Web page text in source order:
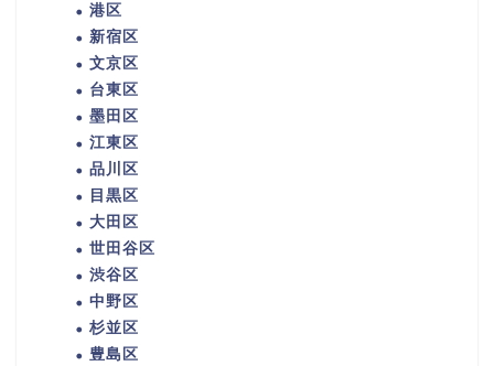
港区
新宿区
文京区
台東区
墨田区
江東区
品川区
目黒区
大田区
世田谷区
渋谷区
中野区
杉並区
豊島区